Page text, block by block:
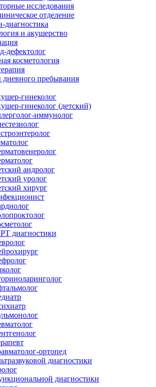
исследования
отделение
диагностика
и акушерство
дефектолог
косметология
дневного пребывания
гинеколог
гинеколог (детский)
иммунолог
андролог
уролог
хирург
диагностики
ортопед
диагностики
диагностики